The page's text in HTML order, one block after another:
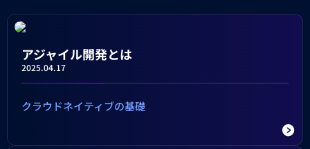
アジャイル開発とは
2025.04.17
クラウドネイティブの基礎